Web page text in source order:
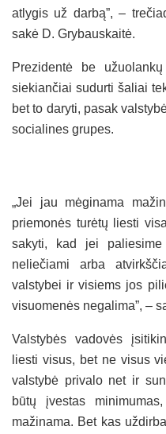
atlygis už darbą”, –
sakė D. Grybauskaitė.
Prezidentė be
siekiančiai sudurti šaliai
bet to daryti, pasak
socialines grupes.
„Jei jau mėginama
priemonės turėtų liesti
sakyti, kad jei
neliečiami arba
valstybei ir visiems jos
visuomenės negalima”, –
Valstybės vadovės
liesti visus, bet ne visus
valstybė privalo net ir
būtų įvestas
mažinama. Bet kas